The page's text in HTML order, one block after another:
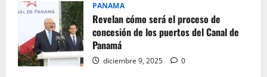
PANAMA
Revelan cómo será el proceso de
concesión de los puertos del Canal de
Panamá
diciembre 9, 2025 0